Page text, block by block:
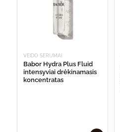
VEIDO SERUMAI
Babor Hydra Plus Fluid
intensyviai drėkinamasis
koncentratas